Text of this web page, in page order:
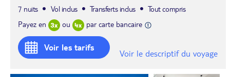
7 nuits
Vol inclus Transferts inclus
Tout compris
Payez en
ou par carte bancaire
Voir les tarifs
Voir le descriptif du voyage